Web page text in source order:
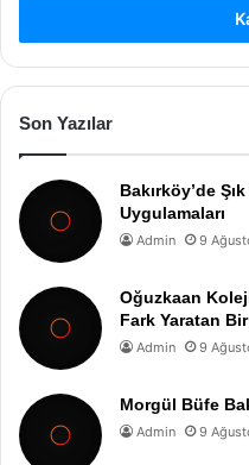
Son Yazılar
Bakırköy’de
Uygulamaları
Admin 9
Oğuzkaan
Fark Yaratan
Admin 9
Morgül Büfe
Admin 9